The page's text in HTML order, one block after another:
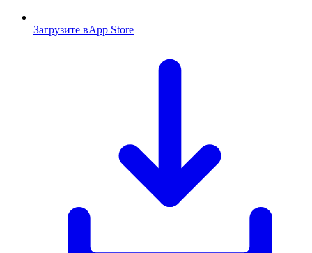
Загрузите вApp Store